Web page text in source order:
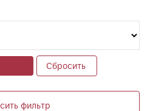
Сбросить
фильтр